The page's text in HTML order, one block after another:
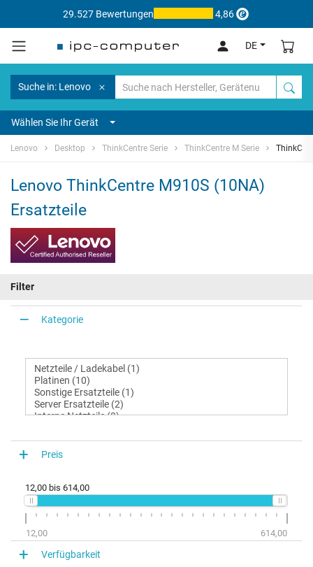
29.527 Bewertungen 4,86
DE
Suche in: Lenovo
Wählen Sie Ihr Gerät
Lenovo Desktop ThinkCentre Serie ThinkCentre M Serie
Lenovo ThinkCentre M910S (10NA)
Ersatzteile
Filter
Kategorie
Preis
12,00 bis 614,00
12,00 614,00
Verfügbarkeit